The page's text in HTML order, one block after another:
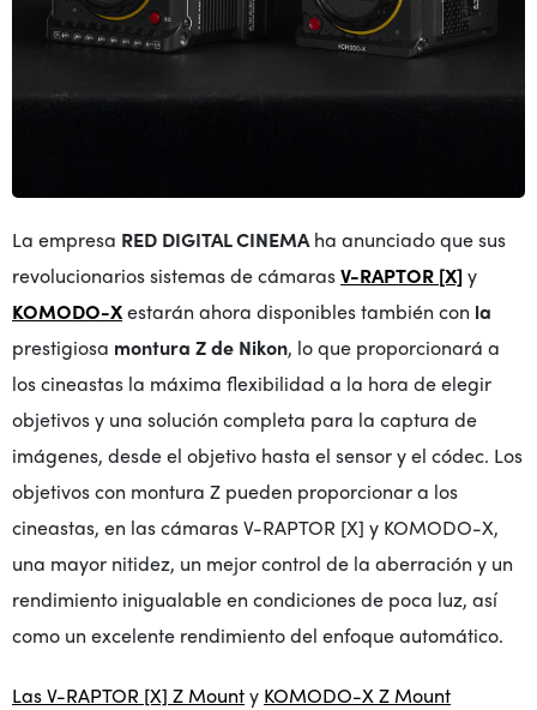
La empresa RED DIGITAL CINEMAha anunciado que sus
revolucionarios sistemas de cámarasV-RAPTOR [X] y
KOMODO-Xestarán ahora disponibles también con la
prestigiosa montura Z de Nikon, lo que proporcionará a
los cineastas la máxima flexibilidad a la hora de elegir
objetivos y una solución completa para la captura de
imágenes, desde el objetivo hasta el sensor y el códec. Los
objetivos con montura Z pueden proporcionar a los
cineastas, en las cámaras V-RAPTOR [X] y KOMODO-X,
una mayor nitidez, un mejor control de la aberración y un
rendimiento inigualable en condiciones de poca luz, así
como un excelente rendimiento del enfoque automático.
Las V-RAPTOR [X] Z Mounty KOMODO-X Z Mount